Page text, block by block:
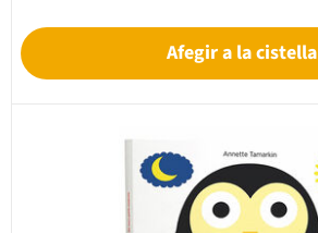
Afegir a la cistella